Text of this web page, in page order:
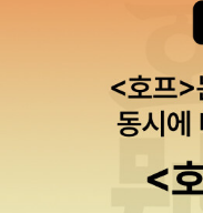
심을 갖게 한 책이예요. 책
화끈.. -.-;; 요즘은 판타지
처스'와 '추락천사'는 4권
크리처스'는 계속 읽을 계
같아요. 일반문학 (16권)
이 느껴지는것을 부끄러
웠던 책들. '도미노 구라파